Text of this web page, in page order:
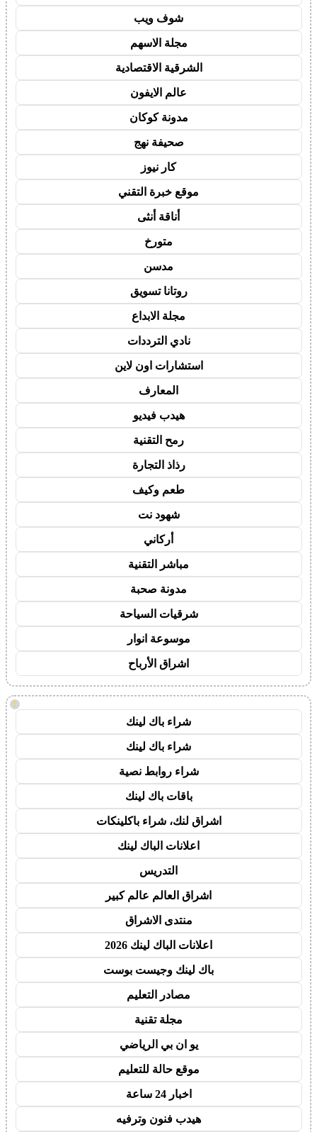
شوف ويب
مجلة الاسهم
الشرقية الاقتصادية
عالم الايفون
مدونة كوكان
صحيفة نهج
كار نيوز
موقع خبرة التقني
أناقة أنثى
متورخ
مدسن
روتانا تسويق
مجلة الابداع
نادي الترددات
استشارات اون لاين
المعارف
هيدب فيديو
رمح التقنية
رذاذ التجارة
طعم وكيف
شهود نت
أركاني
مباشر التقنية
مدونة صحبة
شرقيات السياحة
موسوعة انوار
اشراق الأرباح
!
شراء باك لينك
شراء باك لينك
شراء روابط نصية
باقات باك لينك
اشراق لنك، شراء باكلينكات
اعلانات الباك لينك
التدريس
اشراق العالم عالم كبير
منتدى الاشراق
اعلانات الباك لينك 2026
باك لينك وجيست بوست
مصادر التعليم
مجلة تقنية
يو ان بي الرياضي
موقع حالة للتعليم
اخبار 24 ساعة
هيدب فنون وترفيه